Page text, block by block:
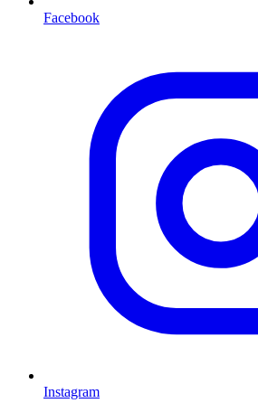
Facebook
Instagram